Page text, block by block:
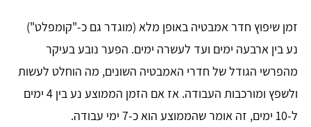
זמן שיפוץ חדר אמבטיה באופן מלא (מוגדר גם כ-"קומפלט")
נע בין ארבעה ימים ועד לעשרה ימים. הפער נובע בעיקר
מהפרשי הגודל של חדרי האמבטיה השונים, מה הוחלט לעשות
ולשפץ ומורכבות העבודה. אז אם הזמן הממוצע נע בין 4 ימים
ל-10 ימים, זה אומר שהממוצע הוא כ-7 ימי עבודה.